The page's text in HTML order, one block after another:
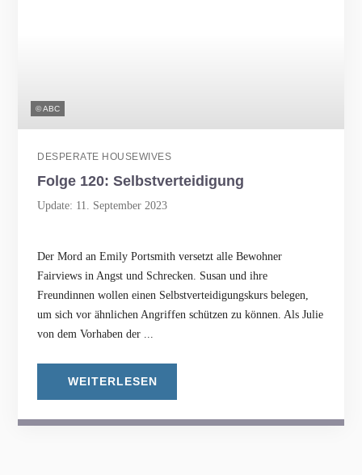
© ABC
DESPERATE HOUSEWIVES
Folge 120: Selbstverteidigung
Update: 11. September 2023
Der Mord an Emily Portsmith versetzt alle Bewohner
Fairviews in Angst und Schrecken. Susan und ihre
Freundinnen wollen einen Selbstverteidigungskurs belegen,
um sich vor ähnlichen Angriffen schützen zu können. Als Julie
von dem Vorhaben der ...
WEITERLESEN